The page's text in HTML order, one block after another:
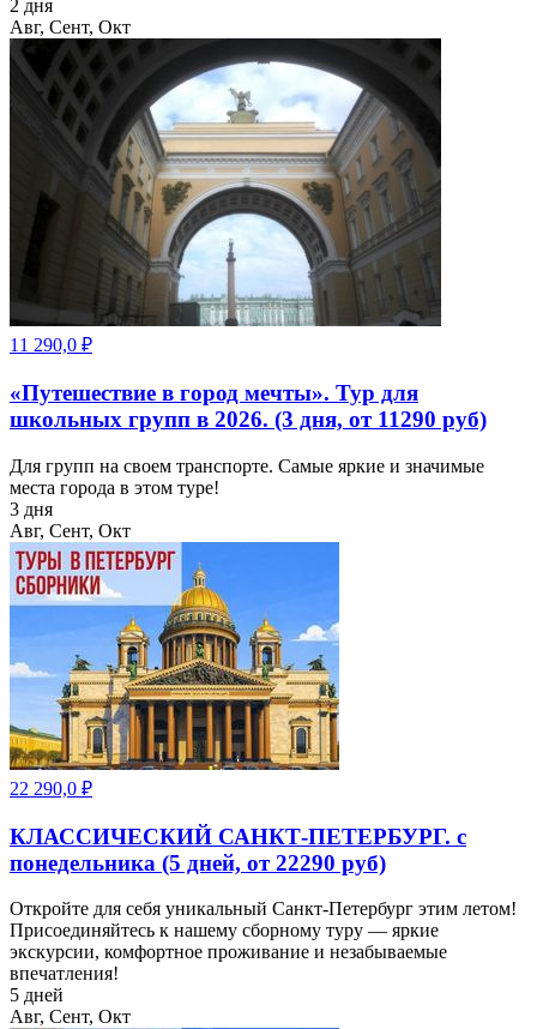
2 дня
Авг, Сент, Окт
11 290,0 ₽
«Путешествие в город мечты». Тур для
школьных групп в 2026. (3 дня, от 11290 руб)
Для групп на своем транспорте. Самые яркие и значимые
места города в этом туре!
3 дня
Авг, Сент, Окт
22 290,0 ₽
КЛАССИЧЕСКИЙ САНКТ-ПЕТЕРБУРГ. с
понедельника (5 дней, от 22290 руб)
Откройте для себя уникальный Санкт-Петербург этим летом!
Присоединяйтесь к нашему сборному туру — яркие
экскурсии, комфортное проживание и незабываемые
впечатления!
5 дней
Авг, Сент, Окт